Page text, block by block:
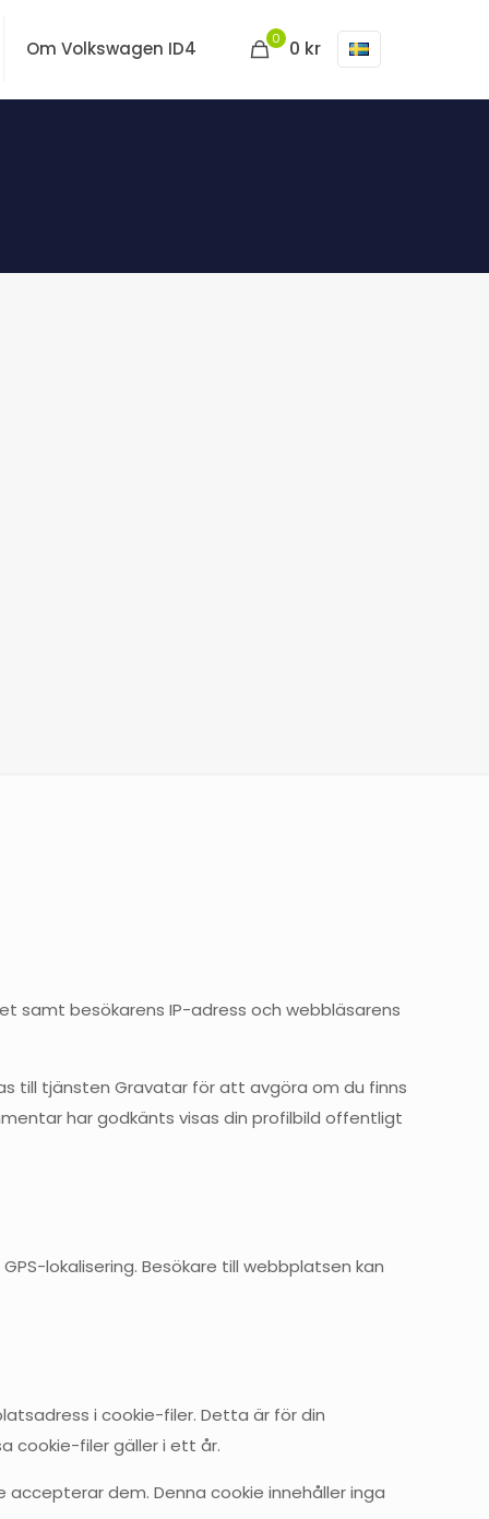
Om Volkswagen ID4 0 0 kr
samt besökarens IP-adress och webbläsarens
till tjänsten Gravatar för att avgöra om du finns
har godkänts visas din profilbild offentligt
lokalisering. Besökare till webbplatsen kan
i cookie-filer. Detta är för din
cookie-filer gäller i ett år.
dem. Denna cookie innehåller inga